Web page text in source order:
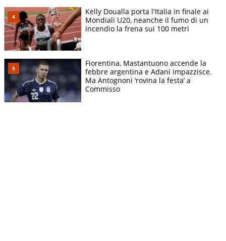
Kelly Doualla porta l'Italia in finale ai
Mondiali U20, neanche il fumo di un
incendio la frena sui 100 metri
Fiorentina, Mastantuono accende la
febbre argentina e Adani impazzisce.
Ma Antognoni ‘rovina la festa’ a
Commisso